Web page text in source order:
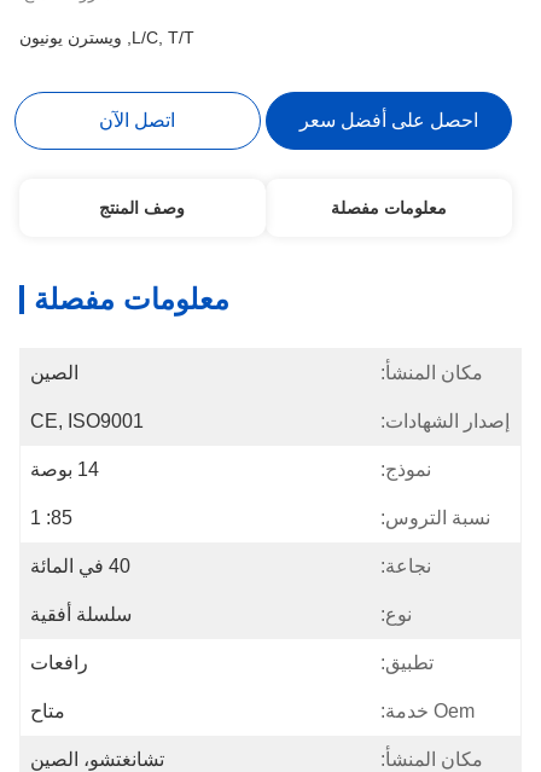
L/C, T/T, ويسترن يونيون
احصل على أفضل سعر اتصل الآن
معلومات مفصلة وصف المنتج
معلومات مفصلة
مكان المنشأ: الصين
إصدار الشهادات: CE, ISO9001
نموذج: 14 بوصة
نسبة التروس: 85: 1
نجاعة: 40 في المائة
نوع: سلسلة أفقية
تطبيق: رافعات
Oem خدمة: متاح
مكان المنشأ: تشانغتشو، الصين